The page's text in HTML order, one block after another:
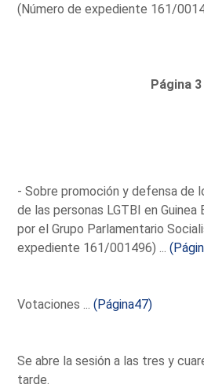
(Número de expediente 161/
Página 3
- Sobre promoción y defensa de
de las personas LGTBI en
por el Grupo Parlamentario
expediente 161/001496) ...
Votaciones ...(Página47)
Se abre la sesión a las tres y
tarde.